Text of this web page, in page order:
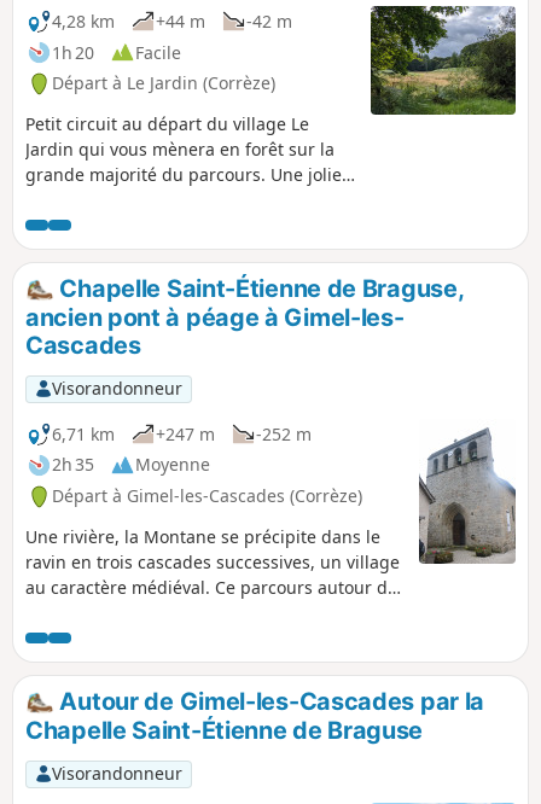
4,28 km
+44 m
-42 m
1h 20
Facile
Départ à Le Jardin (Corrèze)
Petit circuit au départ du village Le
Jardin qui vous mènera en forêt sur la
grande majorité du parcours. Une jolie
découverte de la forêt.
Chapelle Saint-Étienne de Braguse,
ancien pont à péage à Gimel-les-
Cascades
Visorandonneur
6,71 km
+247 m
-252 m
2h 35
Moyenne
Départ à Gimel-les-Cascades (Corrèze)
Une rivière, la Montane se précipite dans le
ravin en trois cascades successives, un village
au caractère médiéval. Ce parcours autour de
aussi de découvrir les ruines de l'église de
Saint-Étienne-de-Braguse, le site de la Gour
avec la quatrième cascade et les ruines du
moulin. La randonnée se poursuit vers des
cascadelles et l'ancien pont à péage. Ce
parcours ne vas pas directement aux trois
cascades dont l'accès est payant !
Autour de Gimel-les-Cascades par la
Chapelle Saint-Étienne de Braguse
Visorandonneur